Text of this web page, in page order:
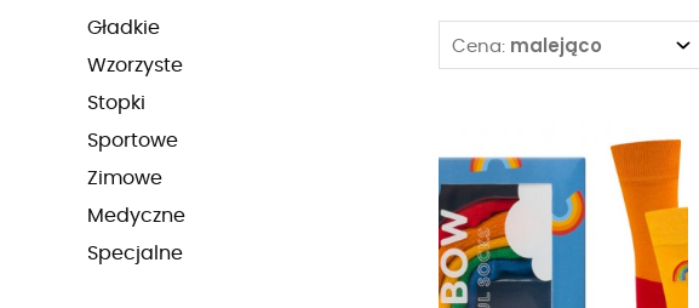
gładkie
wzorzyste
stopki
sportowe
zimowe
medyczne
specjalne
Cena: malejąco